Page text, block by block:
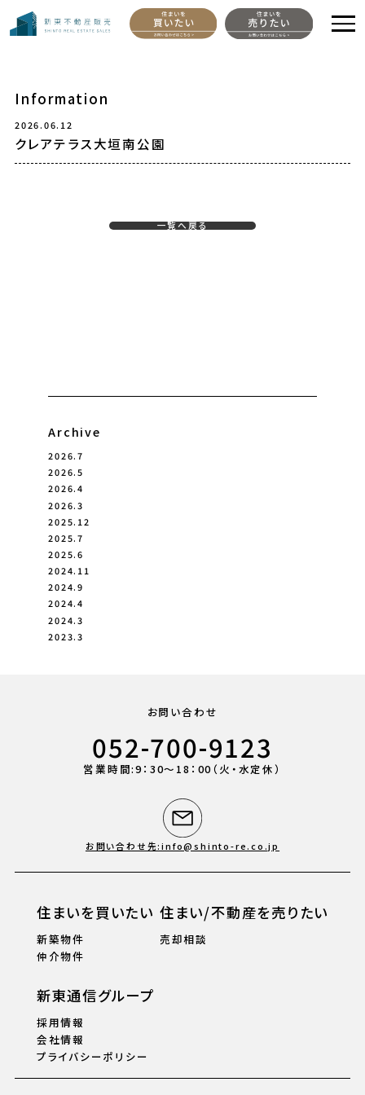
Information
2026.06.12
クレアテラス大垣南公園
一覧へ戻る
Archive
2026.7
2026.5
2026.4
2026.3
2025.12
2025.7
2025.6
2024.11
2024.9
2024.4
2024.3
2023.3
お問い合わせ
052-700-9123
営業時間:9：30〜18：00（火・水定休）
お問い合わせ先:info@shinto-re.co.jp
住まいを買いたい
新築物件
仲介物件
住まい/不動産を売りたい
売却相談
新東通信グループ
採用情報
会社情報
プライバシーポリシー